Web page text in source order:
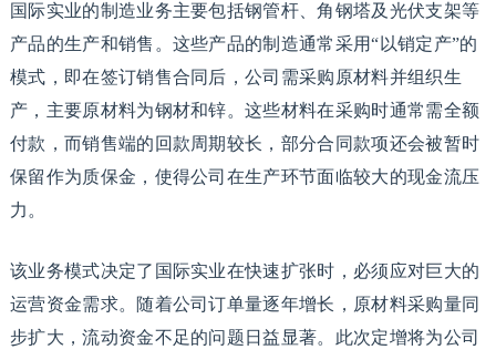
国际实业的制造业务主要包括钢管杆、角钢塔及光伏支架等
产品的生产和销售。这些产品的制造通常采用“以销定产”的
模式，即在签订销售合同后，公司需采购原材料并组织生
产，主要原材料为钢材和锌。这些材料在采购时通常需全额
付款，而销售端的回款周期较长，部分合同款项还会被暂时
保留作为质保金，使得公司在生产环节面临较大的现金流压
力。
该业务模式决定了国际实业在快速扩张时，必须应对巨大的
运营资金需求。随着公司订单量逐年增长，原材料采购量同
步扩大，流动资金不足的问题日益显著。此次定增将为公司